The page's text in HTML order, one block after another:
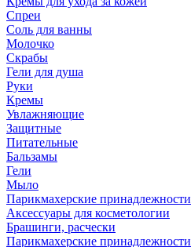
Спреи
Соль для ванны
Молочко
Скрабы
Гели для душа
Руки
Кремы
Увлажняющие
Защитные
Питательные
Бальзамы
Гели
Мыло
Парикмахерские принадлежности
Аксессуары для косметологии
Брашинги, расчески
Парикмахерские принадлежности